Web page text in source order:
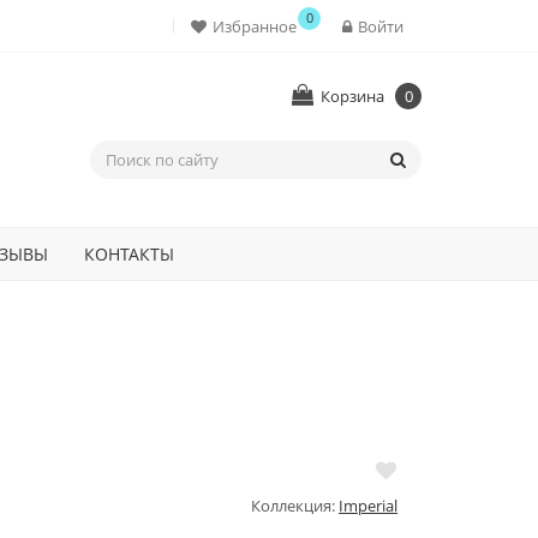
Войти
Избранное 0
Корзина 0
КОНТАКТЫ
Коллекция: Imperial